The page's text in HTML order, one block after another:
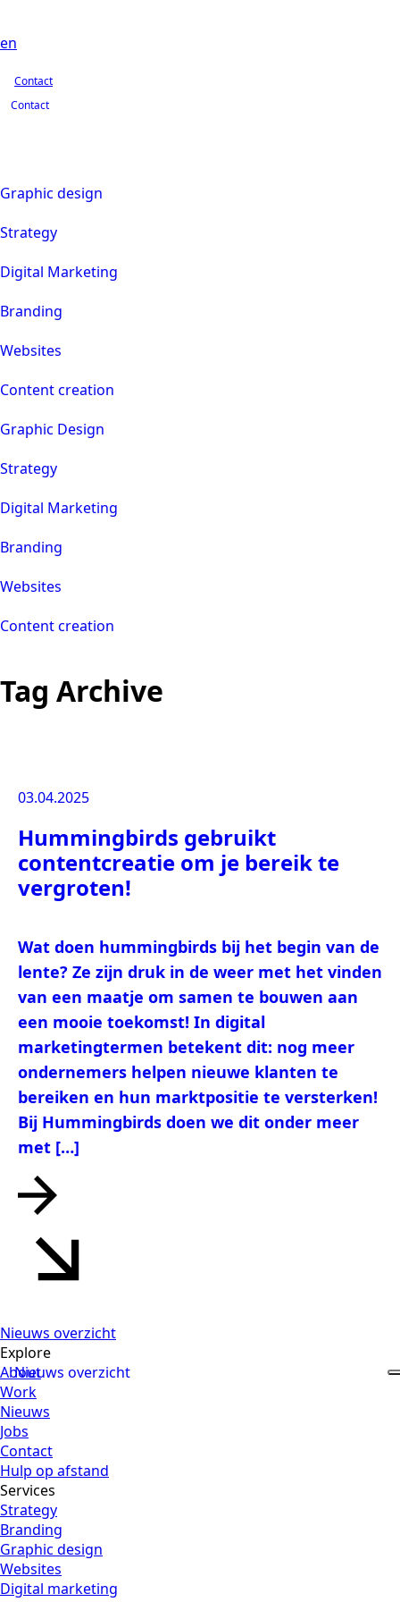
en
Contact
Contact
Graphic design
Strategy
Digital Marketing
Branding
Websites
Content creation
Graphic Design
Strategy
Digital Marketing
Branding
Websites
Content creation
Tag Archive
03.04.2025
Hummingbirds gebruikt
contentcreatie om je bereik te
vergroten!
Wat doen hummingbirds bij het begin van de
lente? Ze zijn druk in de weer met het vinden
van een maatje om samen te bouwen aan
een mooie toekomst! In digital
marketingtermen betekent dit: nog meer
ondernemers helpen nieuwe klanten te
bereiken en hun marktpositie te versterken!
Bij Hummingbirds doen we dit onder meer
met […]
Nieuws overzicht
Nieuws overzicht
Explore
About
Work
Nieuws
Jobs
Contact
Hulp op afstand
Services
Strategy
Branding
Graphic design
Websites
Digital marketing